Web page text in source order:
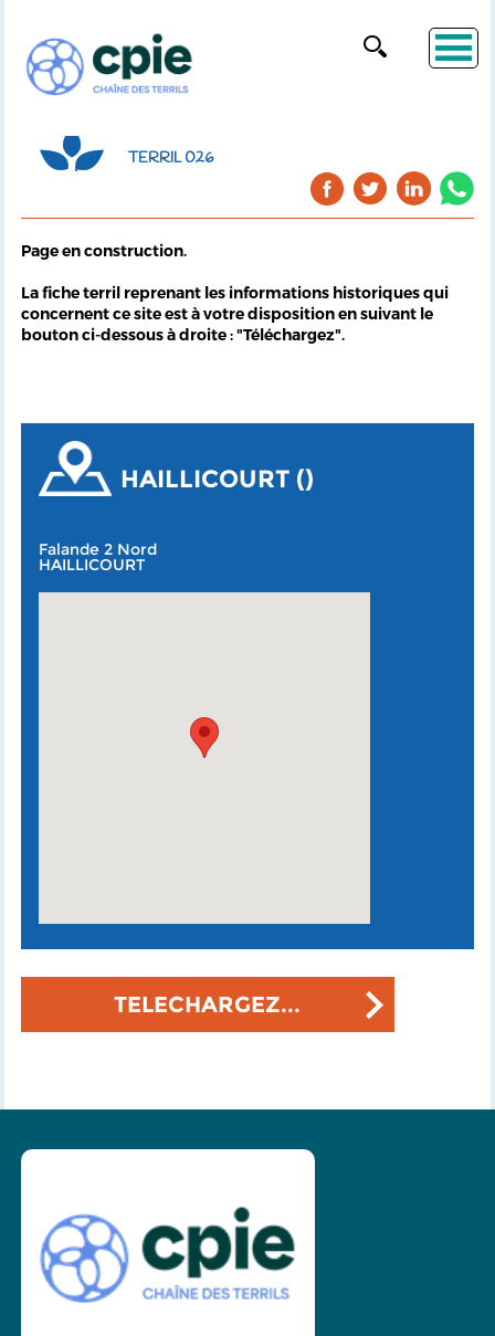
TERRIL 026
Page en construction.
La fiche terril reprenant les informations historiques qui
concernent ce site est à votre disposition en suivant le
bouton ci-dessous à droite : "Téléchargez".
HAILLICOURT ()
Falande 2 Nord
HAILLICOURT
TELECHARGEZ...